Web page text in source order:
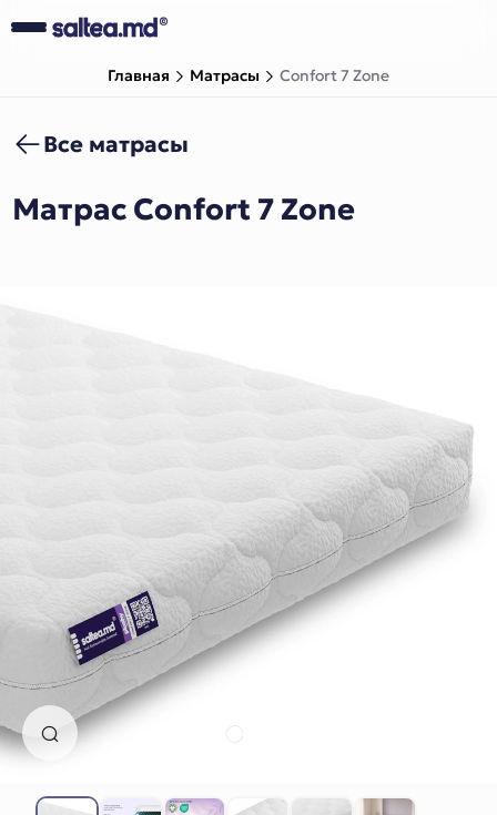
Главная Матрасы Confort 7 Zone
Все матрасы
Матрас Confort 7 Zone